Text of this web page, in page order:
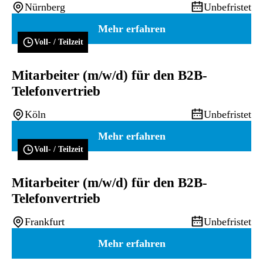
Nürnberg
Unbefristet
Mehr erfahren
Voll- / Teilzeit
Mitarbeiter (m/w/d) für den B2B-
Telefonvertrieb
Köln
Unbefristet
Mehr erfahren
Voll- / Teilzeit
Mitarbeiter (m/w/d) für den B2B-
Telefonvertrieb
Frankfurt
Unbefristet
Mehr erfahren